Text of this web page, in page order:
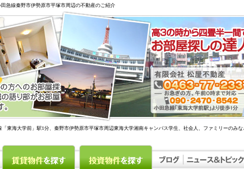
急線秦野市伊勢原市平塚市周辺の不動産のご紹介
東海大学前」駅1分、秦野市伊勢原市平塚市周辺東海大学湘南キャンパス学生、社会人、ファミリーのみ